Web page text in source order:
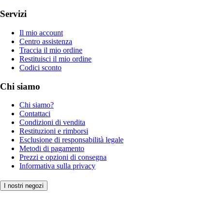
Servizi
Il mio account
Centro assistenza
Traccia il mio ordine
Restituisci il mio ordine
Codici sconto
Chi siamo
Chi siamo?
Contattaci
Condizioni di vendita
Restituzioni e rimborsi
Esclusione di responsabilità legale
Metodi di pagamento
Prezzi e opzioni di consegna
Informativa sulla privacy
I nostri negozi